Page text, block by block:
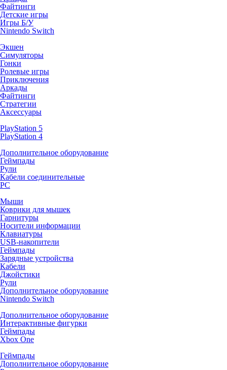
Файтинги
Детские игры
Игры Б/У
Nintendo Switch
Экшен
Симуляторы
Гонки
Ролевые игры
Приключения
Аркады
Файтинги
Стратегии
Аксессуары
PlayStation 5
PlayStation 4
Дополнительное оборудование
Геймпады
Рули
Кабели соединительные
PC
Мыши
Коврики для мышек
Гарнитуры
Носители информации
Клавиатуры
USB-накопители
Геймпады
Зарядные устройства
Кабели
Джойстики
Рули
Дополнительное оборудование
Nintendo Switch
Дополнительное оборудование
Интерактивные фигурки
Геймпады
Xbox One
Геймпады
Дополнительное оборудование